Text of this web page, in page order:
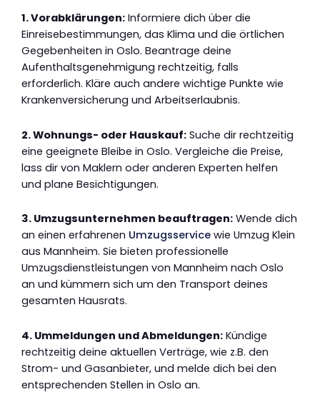
1. Vorabklärungen: Informiere dich über die
Einreisebestimmungen, das Klima und die örtlichen
Gegebenheiten in Oslo. Beantrage deine
Aufenthaltsgenehmigung rechtzeitig, falls
erforderlich. Kläre auch andere wichtige Punkte wie
Krankenversicherung und Arbeitserlaubnis.
2. Wohnungs- oder Hauskauf: Suche dir rechtzeitig
eine geeignete Bleibe in Oslo. Vergleiche die Preise,
lass dir von Maklern oder anderen Experten helfen
und plane Besichtigungen.
3. Umzugsunternehmen beauftragen: Wende dich
an einen erfahrenen Umzugsservice wie Umzug Klein
aus Mannheim. Sie bieten professionelle
Umzugsdienstleistungen von Mannheim nach Oslo
an und kümmern sich um den Transport deines
gesamten Hausrats.
4. Ummeldungen und Abmeldungen: Kündige
rechtzeitig deine aktuellen Verträge, wie z.B. den
Strom- und Gasanbieter, und melde dich bei den
entsprechenden Stellen in Oslo an.